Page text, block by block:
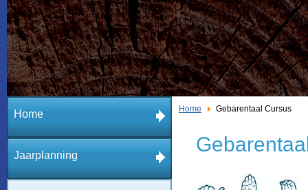
Home Gebarentaal Cursus
Home
Jaarplanning